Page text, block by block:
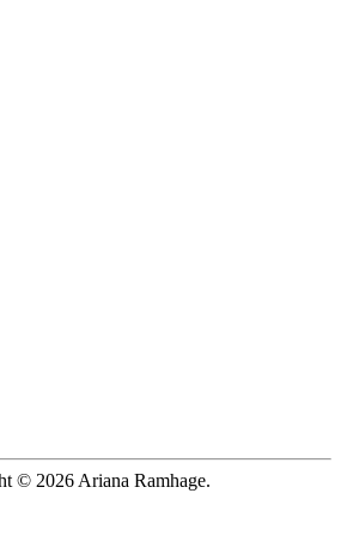
© 2026 Ariana Ramhage.